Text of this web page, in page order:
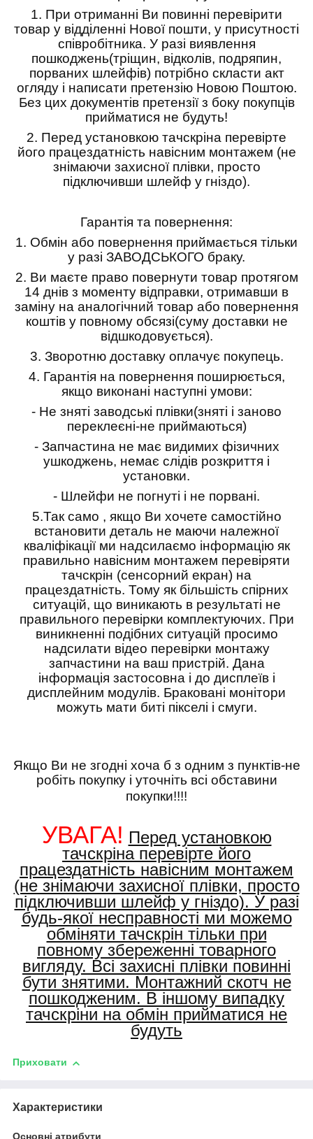
1. При отриманні Ви повинні перевірити
товар у відділенні Нової пошти, у присутності
співробітника. У разі виявлення
пошкоджень(тріщин, відколів, подряпин,
порваних шлейфів) потрібно скласти акт
огляду і написати претензію Новою Поштою.
Без цих документів претензії з боку покупців
прийматися не будуть!
2. Перед установкою тачскріна перевірте
його працездатність навісним монтажем (не
знімаючи захисної плівки, просто
підключивши шлейф у гніздо).
Гарантія та повернення:
1. Обмін або повернення приймається тільки
у разі ЗАВОДСЬКОГО браку.
2. Ви маєте право повернути товар протягом
14 днів з моменту відправки, отримавши в
заміну на аналогічний товар або повернення
коштів у повному обсязі(суму доставки не
відшкодовується).
3. Зворотню доставку оплачує покупець.
4. Гарантія на повернення поширюється,
якщо виконані наступні умови:
- Не зняті заводські плівки(зняті і заново
переклеєні-не приймаються)
- Запчастина не має видимих фізичних
ушкоджень, немає слідів розкриття і
установки.
- Шлейфи не погнуті і не порвані.
5.Так само , якщо Ви хочете самостійно
встановити деталь не маючи належної
кваліфікації ми надсилаємо інформацію як
правильно навісним монтажем перевіряти
тачскрін (сенсорний екран) на
працездатність. Тому як більшість спірних
ситуацій, що виникають в результаті не
правильного перевірки комплектуючих. При
виникненні подібних ситуацій просимо
надсилати відео перевірки монтажу
запчастини на ваш пристрій. Дана
інформація застосовна і до дисплеїв і
дисплейним модулів. Браковані монітори
можуть мати биті пікселі і смуги.
Якщо Ви не згодні хоча б з одним з пунктів-не
робіть покупку і уточніть всі обставини
покупки!!!!
УВАГА! Перед установкою
тачскріна перевірте його
працездатність навісним монтажем
(не знімаючи захисної плівки, просто
підключивши шлейф у гніздо). У разі
будь-якої несправності ми можемо
обміняти тачскрін тільки при
повному збереженні товарного
вигляду. Всі захисні плівки повинні
бути знятими. Монтажний скотч не
пошкодженим. В іншому випадку
тачскріни на обмін прийматися не
будуть
Приховати
Характеристики
Основні атрибути